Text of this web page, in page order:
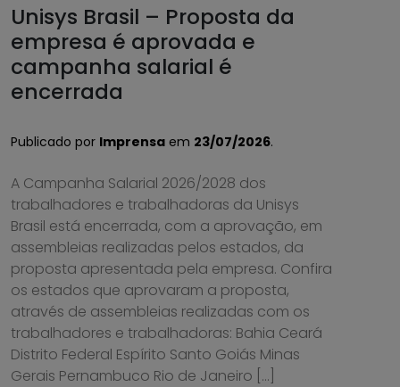
Unisys Brasil – Proposta da
empresa é aprovada e
campanha salarial é
encerrada
Publicado por Imprensa em 23/07/2026.
A Campanha Salarial 2026/2028 dos
trabalhadores e trabalhadoras da Unisys
Brasil está encerrada, com a aprovação, em
assembleias realizadas pelos estados, da
proposta apresentada pela empresa. Confira
os estados que aprovaram a proposta,
através de assembleias realizadas com os
trabalhadores e trabalhadoras: Bahia Ceará
Distrito Federal Espírito Santo Goiás Minas
Gerais Pernambuco Rio de Janeiro […]